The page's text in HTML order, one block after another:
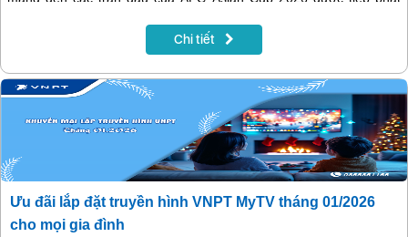
không gian giải trí hiện đại, tiện lợi và giàu cảm xúc.
Chi tiết
Ưu đãi lắp đặt truyền hình VNPT MyTV tháng 01/2026
cho mọi gia đình